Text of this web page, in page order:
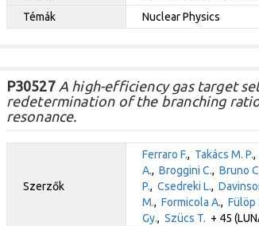
Témák
Nuclear Physics
P30527A high-efficiency gas target
redetermination of the branching
resonance.
Szerzők
Ferraro F., Takács M. P.,
A., Broggini C., Bruno
P., Csedreki L.,
M., Formicola A., Fülöp
Gy., Szücs T. + 45